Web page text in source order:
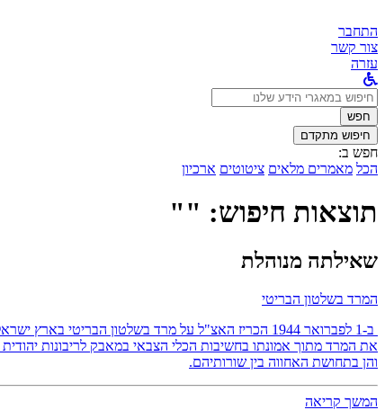
התחבר
צור קשר
עזרה
לחפש
ב:חפש
חיפוש מתקדם
חפש ב:
הכל מאמרים מלאים ציטוטים ארכיון
תוצאות חיפוש: ""
שאילתה מנוהלת
המרד בשלטון הבריטי
ב-1 לפברואר 1944 הכריז האצ"ל על מרד בשלטון
את המרד מתוך אמונתו בחשיבות הכלי הצבאי במאבק לריבונות
והן בתחושת האחווה בין שורותיהם.
המשך קריאה